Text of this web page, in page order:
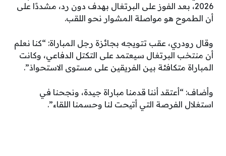
2026، بعد الفوز على البرتغال بهدف دون رد، مشددًا على
أن الطموح هو مواصلة المشوار نحو اللقب.
وقال رودري، عقب تتويجه بجائزة رجل المباراة: “كنا نعلم
أن منتخب البرتغال سيعتمد على التكتل الدفاعي، وكانت
المباراة متكافئة بين الفريقين على مستوى الاستحواذ”.
وأضاف: “أعتقد أننا قدمنا مباراة جيدة، ونجحنا في
استغلال الفرصة التي أتيحت لنا وحسمنا اللقاء”.